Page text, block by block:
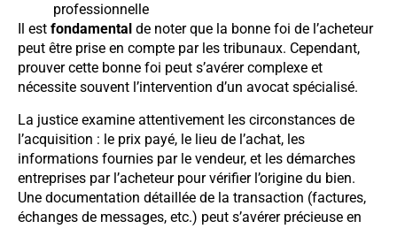
professionnelle
Il est fondamental de noter que la bonne foi de l’acheteur
peut être prise en compte par les tribunaux. Cependant,
prouver cette bonne foi peut s’avérer complexe et
nécessite souvent l’intervention d’un avocat spécialisé.
La justice examine attentivement les circonstances de
l’acquisition : le prix payé, le lieu de l’achat, les
informations fournies par le vendeur, et les démarches
entreprises par l’acheteur pour vérifier l’origine du bien.
Une documentation détaillée de la transaction (factures,
échanges de messages, etc.) peut s’avérer précieuse en